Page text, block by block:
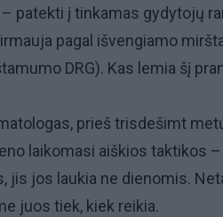
patekti į tinkamas gydytojų
pagal išvengiamo
DRG). Kas lemia šį
prieš trisdešimt
laikomasi aiškios taktikos
jis jos laukia ne dienomis.
juos tiek, kiek reikia.